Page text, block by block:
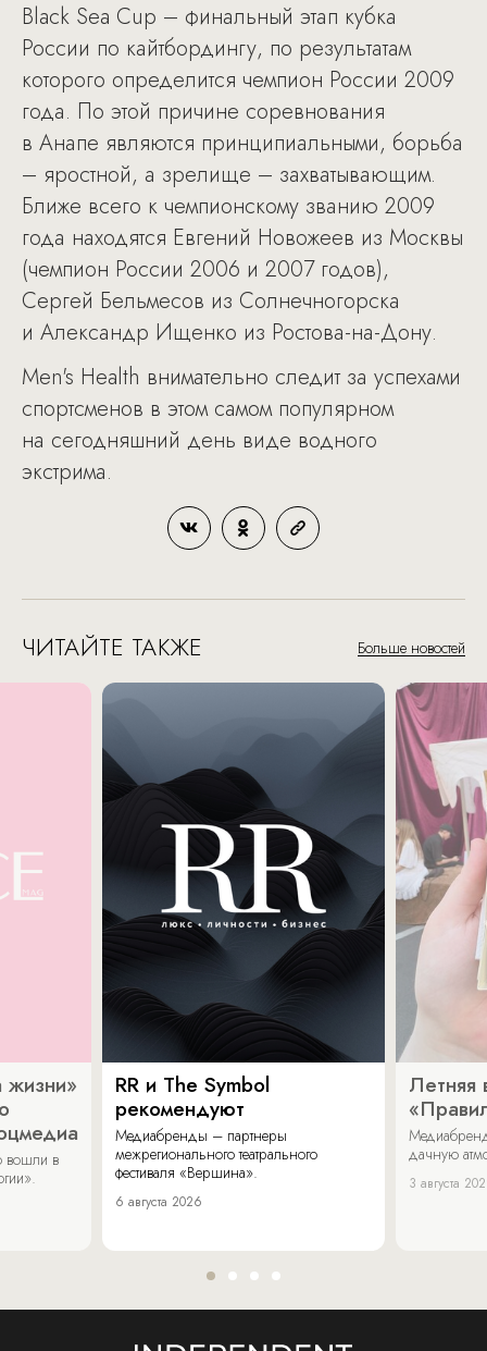
Black Sea Cup – финальный этап кубка
России по кайтбордингу, по результатам
которого определится чемпион России 2009
года. По этой причине соревнования
в Анапе являются принципиальными, борьба
– яростной, а зрелище – захватывающим.
Ближе всего к чемпионскому званию 2009
года находятся Евгений Новожеев из Москвы
(чемпион России 2006 и 2007 годов),
Сергей Бельмесов из Солнечногорска
и Александр Ищенко из Ростова-на-Дону.
Men's Health внимательно следит за успехами
спортсменов в этом самом популярном
на сегодняшний день виде водного
экстрима.
ЧИТАЙТЕ ТАКЖЕ Больше новостей
жизни»
вошли в
RR и The Symbol
рекомендуют
Медиабренды – партнеры
межрегионального театрального
фестиваля «Вершина».
6 августа 2026
Летняя
дачную
3 августа